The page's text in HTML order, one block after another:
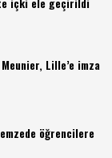
Lille’e imza
öğrencilere